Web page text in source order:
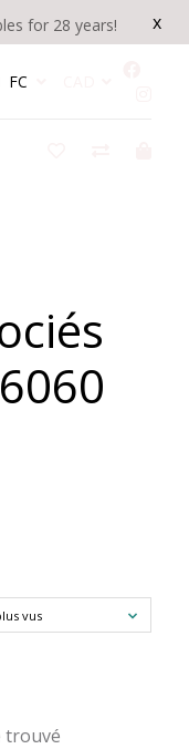
x
for 28 years!
FC
vus
trouvé